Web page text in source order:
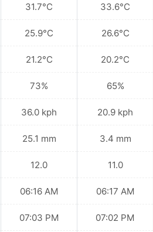
31.7°C
25.9°C
21.2°C
73%
36.0 kph
25.1 mm
12.0
06:16 AM
07:03 PM
33.6°C
26.6°C
20.2°C
65%
20.9 kph
3.4 mm
11.0
06:17 AM
07:02 PM